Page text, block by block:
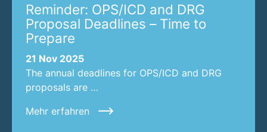
Reminder: OPS/ICD and DRG
Proposal Deadlines – Time to
Prepare
21 Nov 2025
The annual deadlines for OPS/ICD and DRG
proposals are …
Mehr erfahren